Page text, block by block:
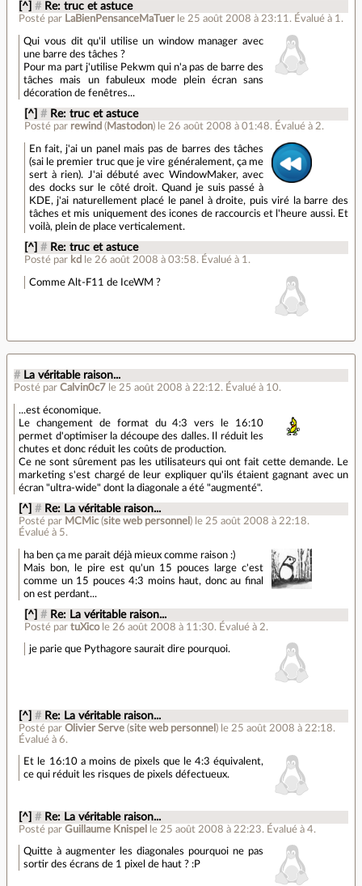
[^] # Re: truc et astuce
Posté par LaBienPensanceMaTuer le 25 août 2008 à 23:11. Évalué à 1.
Qui vous dit qu'il utilise un window manager avec
une barre des tâches ?
Pour ma part j'utilise Pekwm qui n'a pas de barre des
tâches mais un fabuleux mode plein écran sans
décoration de fenêtres...
[^] # Re: truc et astuce
Posté par rewind ( Mastodon) le 26 août 2008 à 01:48. Évalué à 2.
En fait, j'ai un panel mais pas de barres des tâches
(sai le premier truc que je vire généralement, ça me
sert à rien). J'ai débuté avec WindowMaker, avec
des docks sur le côté droit. Quand je suis passé à
KDE, j'ai naturellement placé le panel à droite, puis viré la barre des
tâches et mis uniquement des icones de raccourcis et l'heure aussi. Et
voilà, plein de place verticalement.
[^] # Re: truc et astuce
Posté par kd le 26 août 2008 à 03:58. Évalué à 1 .
Comme Alt-F11 de IceWM ?
# La véritable raison...
Posté par Calvin0c7 le 25 août 2008 à 22:12. Évalué à 10.
...est économique.
Le changement de format du 4:3 vers le 16:10
permet d'optimiser la découpe des dalles. Il réduit les
chutes et donc réduit les coûts de production.
Ce ne sont sûrement pas les utilisateurs qui ont fait cette demande. Le
marketing s'est chargé de leur expliquer qu'ils étaient gagnant avec un
écran "ultra-wide" dont la diagonale a été "augmenté".
[^] # Re: La véritable raison...
Posté par MCMic(site web personnel ) le 25 août 2008 à 22:18.
Évalué à 5.
ha ben ça me parait déjà mieux comme raison :)
Mais bon, le pire est qu'un 15 pouces large c'est
comme un 15 pouces 4:3 moins haut, donc au final
on est perdant...
[^] # Re: La véritable raison...
Posté par tuXico le 26 août 2008 à 11:30. Évalué à 2.
je parie que Pythagore saurait dire pourquoi.
[^] # Re: La véritable raison...
Posté parOlivier Serve (site web personnel ) le 25 août 2008 à 22:18.
Évalué à6.
Et le 16:10 a moins de pixels que le 4:3 équivalent,
ce qui réduit les risques de pixels défectueux.
[^] # Re: La véritable raison...
Posté parGuillaume Knispel le 25 août 2008 à 22:23. Évalué à4.
Quitte à augmenter les diagonales pourquoi ne pas
sortir des écrans de 1 pixel de haut ? :P